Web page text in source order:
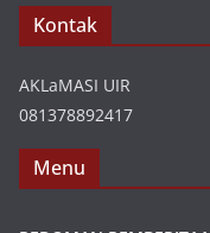
Kontak
AKLaMASI UIR
081378892417
Menu